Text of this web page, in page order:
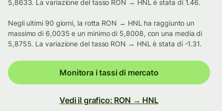
5,8633. La variazione del tasso RON → HNL è stata di 1.46.
Negli ultimi 90 giorni, la rotta RON → HNL ha raggiunto un
massimo di 6,0035 e un minimo di 5,8008, con una media di
5,8755. La variazione del tasso RON → HNL è stata di -1.31.
Monitora i tassi di mercato
Vedi il grafico: RON → HNL